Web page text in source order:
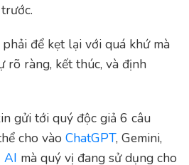
để kẹt lại với quá khứ mà
rõ ràng, kết thúc, và định
gửi tới quý độc giả 6 câu
cho vào ChatGPT, Gemini,
AI mà quý vị đang sử dụng cho